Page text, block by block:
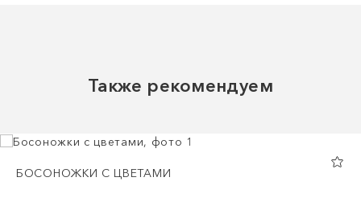
Также рекомендуем
БОСОНОЖКИ С ЦВЕТАМИ